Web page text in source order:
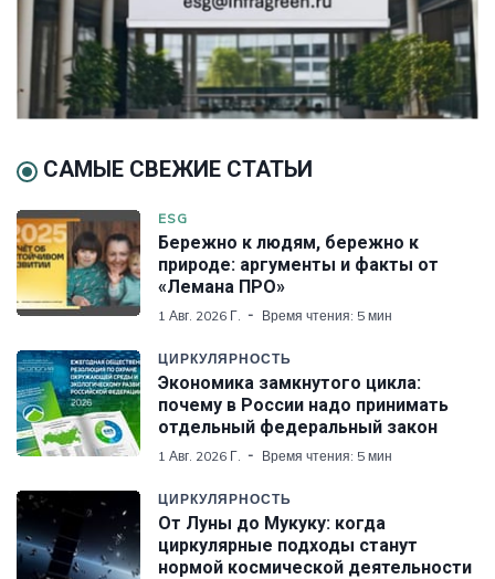
САМЫЕ СВЕЖИЕ СТАТЬИ
ESG
Бережно к людям, бережно к
природе: аргументы и факты от
«Лемана ПРО»
1 Авг. 2026 Г. Время чтения: 5 мин
ЦИРКУЛЯРНОСТЬ
Экономика замкнутого цикла:
почему в России надо принимать
отдельный федеральный закон
1 Авг. 2026 Г. Время чтения: 5 мин
ЦИРКУЛЯРНОСТЬ
От Луны до Мукуку: когда
циркулярные подходы станут
нормой космической деятельности